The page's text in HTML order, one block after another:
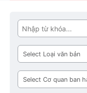
Tìm
Loại
văn
bản
Cơ
quan